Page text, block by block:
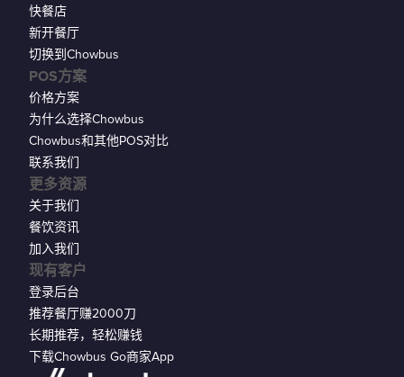
现有客户
登录后台
推荐餐厅赚2000刀
长期推荐，轻松赚钱
下载Chowbus Go商家App
快餐店
新开餐厅
切换到Chowbus
POS方案
价格方案
为什么选择Chowbus
Chowbus和其他POS对比
联系我们
更多资源
关于我们
餐饮资讯
加入我们